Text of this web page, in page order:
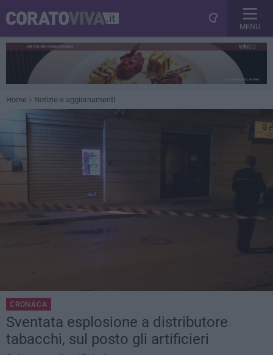
MENU
Home Notizie e aggiornamenti
CRONACA
Sventata esplosione a distributore
tabacchi, sul posto gli artificieri